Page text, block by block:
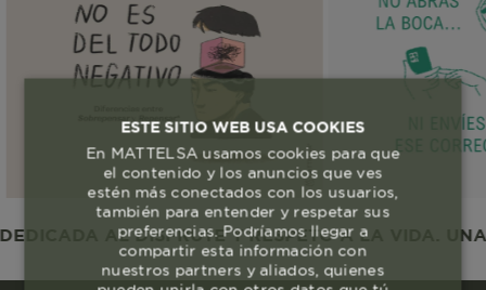
AL DISFRUTE Y RESPETO A LA VIDA.
ESTE SITIO WEB USA COOKIES
En MATTELSA usamos cookies para que
el contenido y los anuncios que ves
estén más conectados con los usuarios,
también para entender y respetar sus
preferencias. Podríamos llegar a
compartir esta información con
nuestros partners y aliados, quienes